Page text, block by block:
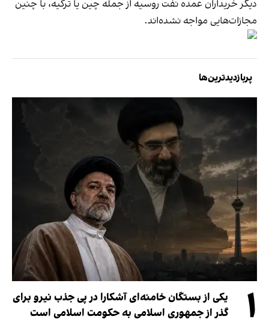
دیگر خریداران عمده نفت روسیه از جمله چین یا ترکیه، با چنین
مجازات‌هایی مواجه نشده‌اند.
پربازدیدترین‌ها
۱
یکی از بستگان خامنه‌ای آشکارا در پی جذب نیرو برای
گذر از جمهوری اسلامی به حکومت اسلامی است